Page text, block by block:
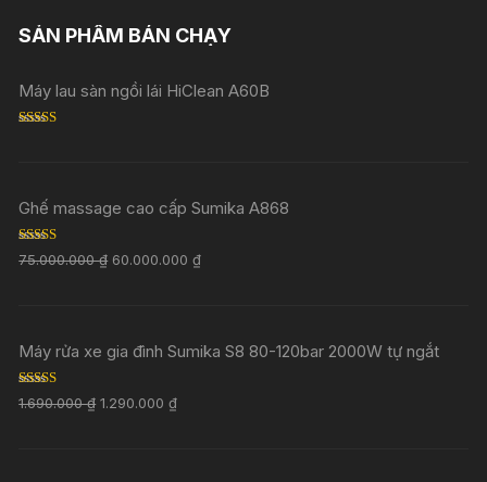
SẢN PHẨM BÁN CHẠY
Máy lau sàn ngồi lái HiClean A60B
Ghế massage cao cấp Sumika A868
Rated5.00
out of 5
75.000.000₫ 60.000.000₫
Máy rửa xe gia đình Sumika S8 80-120bar 2000W tự ngắt
Rated 5.00
out of 5
1.690.000₫ 1.290.000₫